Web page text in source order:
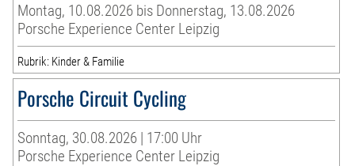
Montag, 10.08.2026 bis Donnerstag, 13.08.2026
Porsche Experience Center Leipzig
Rubrik: Kinder & Familie
Porsche Circuit Cycling
Sonntag, 30.08.2026 | 17:00 Uhr
Porsche Experience Center Leipzig